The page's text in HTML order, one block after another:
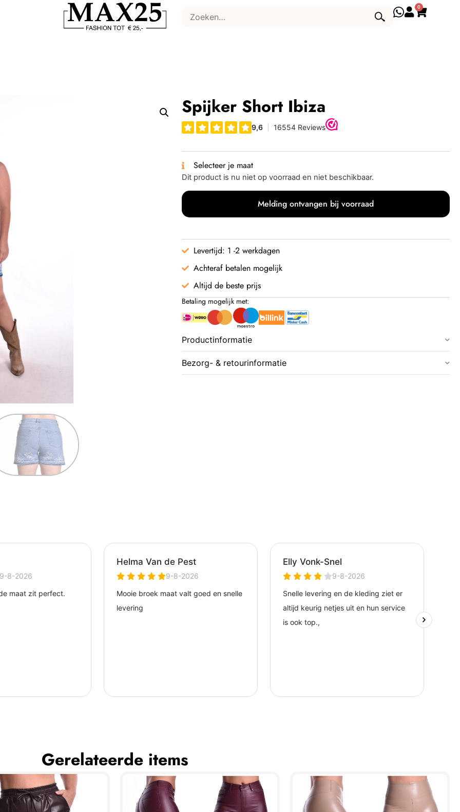
0
Spijker Short Ibiza
Selecteer je maat
Dit product is nu niet op voorraad en niet beschikbaar.
Melding ontvangen bij voorraad
Levertijd: 1 -2 werkdagen
Achteraf betalen mogelijk
Altijd de beste prijs
Betaling mogelijk met:
Productinformatie
Bezorg- & retourinformatie
Gerelateerde items